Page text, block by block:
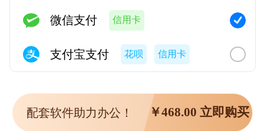
微信支付 信用卡
支付宝支付 花呗 信用卡
配套软件助力办公！ ￥468.00 立即购买